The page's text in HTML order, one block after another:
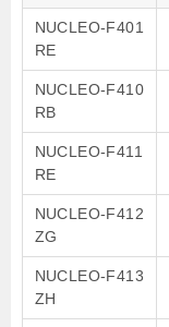
NUCLEO-F401
RE
NUCLEO-F410
RB
NUCLEO-F411
RE
NUCLEO-F412
ZG
NUCLEO-F413
ZH